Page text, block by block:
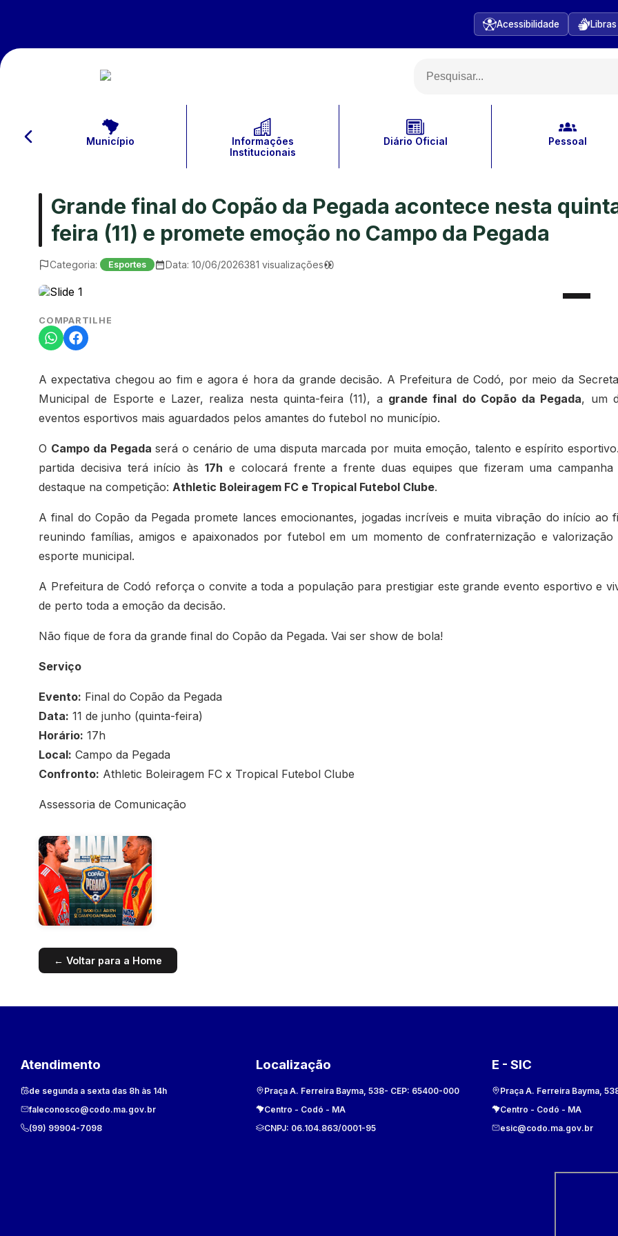
Acessibilidade Libras
Município
Informações
Institucionais
Diário Oficial Pessoal
Grande final do Copão da Pegada acontece nesta
feira (11) e promete emoção no Campo da Pegada
Categoria: Esportes Data: 10/06/2026381 visualizações
COMPARTILHE
A expectativa chegou ao fim e agora é hora da grande decisão. A Prefeitura de Codó, por meio da
Municipal de Esporte e Lazer, realiza nesta quinta-feira (11), a grande final do Copão da Pegada, um
eventos esportivos mais aguardados pelos amantes do futebol no município.
O Campo da Pegada será o cenário de uma disputa marcada por muita emoção, talento e espírito
partida decisiva terá início às17h e colocará frente a frente duas equipes que fizeram uma campanha
destaque na competição: Athletic Boleiragem FC e Tropical Futebol Clube.
A final do Copão da Pegada promete lances emocionantes, jogadas incríveis e muita vibração do início ao
reunindo famílias, amigos e apaixonados por futebol em um momento de confraternização e valorização
esporte municipal.
A Prefeitura de Codó reforça o convite a toda a população para prestigiar este grande evento esportivo e
de perto toda a emoção da decisão.
Não fique de fora da grande final do Copão da Pegada. Vai ser show de bola!
Serviço
Evento: Final do Copão da Pegada
Data: 11 de junho (quinta-feira)
Horário: 17h
Local: Campo da Pegada
Confronto: Athletic Boleiragem FC x Tropical Futebol Clube
Assessoria de Comunicação
← Voltar para a Home
Atendimento
de segunda a sexta das 8h às 14h
faleconosco@codo.ma.gov.br
(99) 99904-7098
Localização
Praça A. Ferreira Bayma, 538- CEP: 65400-000
Centro - Codó - MA
CNPJ: 06.104.863/0001-95
E - SIC
Praça A. Ferreira Bayma,
Centro - Codó - MA
esic@codo.ma.gov.br